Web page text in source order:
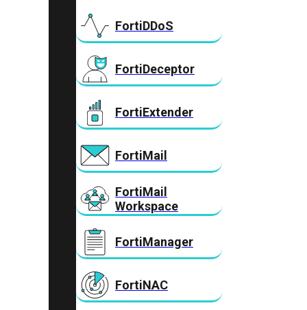
FortiDDoS
FortiDeceptor
FortiExtender
FortiMail
FortiMail
Workspace
FortiManager
FortiNAC